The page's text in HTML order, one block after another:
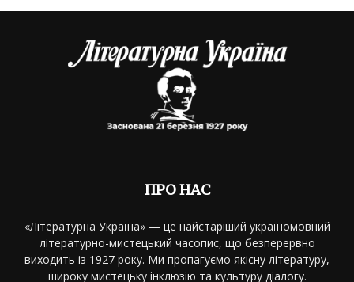
ПРО НАС
«Літературна Україна» — це найстаріший україномовний
літературно-мистецький часопис, що безперервно
виходить із 1927 року. Ми пропагуємо якісну літературу,
широку мистецьку інклюзію та культуру діалогу.